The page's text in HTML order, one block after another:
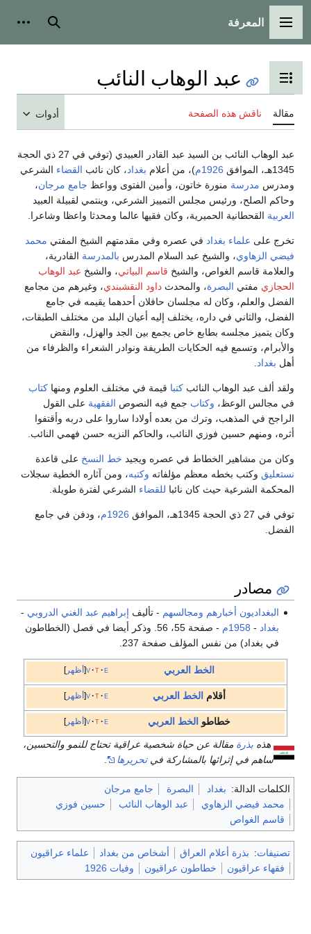
القائمة الرئيسية
المعرفة بحث
تبديل عرض جدول المحتويات
عبد الوهاب النائب
مقالة ناقش هذه الصفحة أدوات
عبد الوهاب النائب بن السيد عبد القادر العبيدي (توفي في 27 ذي الحجة
1345هـ، الموافق
1926م )، من أعلام بغداد، كان نائب القضاء الشرعي
ومدرس مدرسة منورة خاتون، وأمين الفتوى وواعظ جامع مرجان،
وحاكم الصلح، ورئيس مجلس التمييز الشرعي، وينتمي لقبيلة العبيد
العربية القحطانية الحميرية، وكان فقيها عالما ومحدثا واعظا وشاعرا.
تخرج على علماء بغداد في عصره وفي مقدمتهم الشيخ المفتي محمد
فيضي الزهاوي، والشيخ عبد السلام المدرس بالمدرسة القادرية،
والعلامة قاسم الغواص، والشيخ قاسم البياتي، والشيخ عبد الوهاب
الحجازي مفتي البصرة، والمحدث داود النقشبندي، وغيرهم من مجامع
الفضل والعلم، وكان له مجلسان حافلان أحدهما يقيمه في جامع
الفضل، والثاني في داره، يختلف إليه أعيان البلد من مختلف الطبقات،
وكان يتميز مجلسه بطابع خاص يجمع بين الجد والهزل، والنقض
والأبرام، وتسمع فيه الحكايات الطريفة ونوادر الشعراء والظرفاء من
أهل بغداد
ولقد ألف عبد الوهاب النائب كتبا قيمة في مختلف العلوم ومنها كتاب
في مجالس الوعظ، وكتاب جمع فيه النصوص الفقهية على القول
الراجح في المذهب، وترك من بعده أولادا ساروا على دربه وأقتفوا
أثره، ومنهم حسين فوزي النائب، والحاكم النزيه حسن فهمي النائب.
وكان من مشاهير الخطاط في عصره ويجيد خط النسخ على قاعدة
نستعليق وكتب بخطه معظم مؤلفاته وكتبه، ومن آثاره الخطية سجلات
المحكمة الشرعية حيث كان نائبا للقضاء الشرعي لفترة طويلة.
توفي في 27 ذي الحجة 1345هـ، الموافق 1926م
، ودفن في جامع
الفضل.
مصادر
البغداديون أخبارهم ومجالسهم - تأليف إبراهيم عبد الغني الدروبي -
بغداد - 1958م
- صفحة 55، 56. وذكر أيضا في فصل (الخطاطون
في بغداد) من نفس المؤلف صفحة 237.
أظهر v t e الخط العربي
أظهر v t e أقلام الخط العربي
أظهر v t e خطاطو الخط العربي
هذه بذرة مقالة عن حياة شخصية عراقية تحتاج للنمو والتحسين،
ساهم في إثرائها بالمشاركة فيتحريرها
الكلمات الدالة: بغداد البصرة
جامع مرجان
محمد فيضي الزهاوي
عبد الوهاب النائب
حسين فوزي
قاسم الغواص
تصنيفات: بذرة أعلام العراق أشخاص من بغداد
علماء عراقيون
فقهاء عراقيون
خطاطون عراقيون وفيات 1926